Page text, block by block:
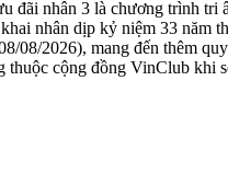
đãi nhân 3 là chương trình tri
nhân dịp kỷ niệm 33 năm
08/2026), mang đến thêm
thuộc cộng đồng VinClub khi